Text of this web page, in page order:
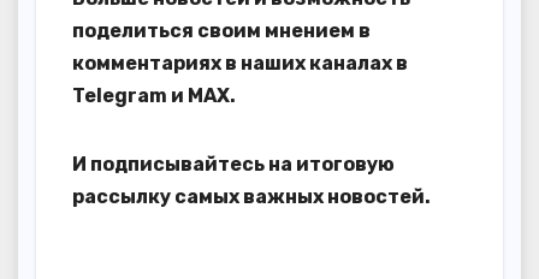
поделиться своим мнением в
комментариях в наших каналах в
Telegram и MAX.
И подписывайтесь на итоговую
рассылку самых важных новостей.